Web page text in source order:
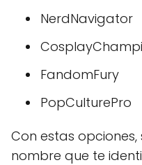
NerdNavigator
FandomFury
PopCulturePro
Con estas
nombre que te